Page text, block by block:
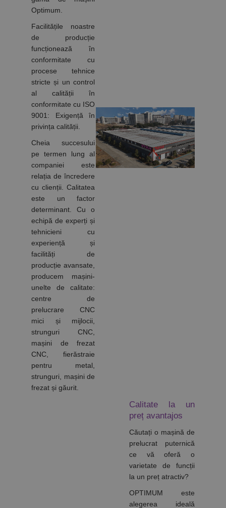
Optimum.
Facilitățile noastre
de producție
funcționează în
conformitate cu
procese tehnice
stricte și un control
al calității în
conformitate cu ISO
9001: Exigență în
privința calității.
Cheia succesului
pe termen lung al
companiei este
relația de încredere
cu clienții. Calitatea
este un factor
determinant. Cu o
echipă de experți și
tehnicieni cu
experiență și
facilități de
producție avansate,
producem mașini-
unelte de calitate:
centre de
prelucrare CNC
mici și mijlocii,
strunguri CNC,
mașini de frezat
CNC, fierăstraie
pentru metal,
strunguri, mașini de
frezat și găurit.
Calitate la un
preț avantajos
Căutați o mașină de
prelucrat puternică
ce vă oferă o
varietate de funcții
la un preț atractiv?
OPTIMUM este
alegerea ideală
De targetare
Cookie-urile strict necesare permit funcționalitatea
principală a site-ului web, cum ar fi autentificarea
utilizatorului și gestionarea contului. Site-ul web nu
poate fi utilizat corect fără cookie-uri strict necesare.
CookieScriptConsent
CookieScript
www.rocast.ro
1 lună
Acest cookie
este utilizat
de serviciul
Cookie-
Script.com
pentru a
aminti
preferințele
PHPSESSID
modul în care
este utilizat
ului, dar un
este
menținerea
stării de
conectare
pentru un
Privacy Policy